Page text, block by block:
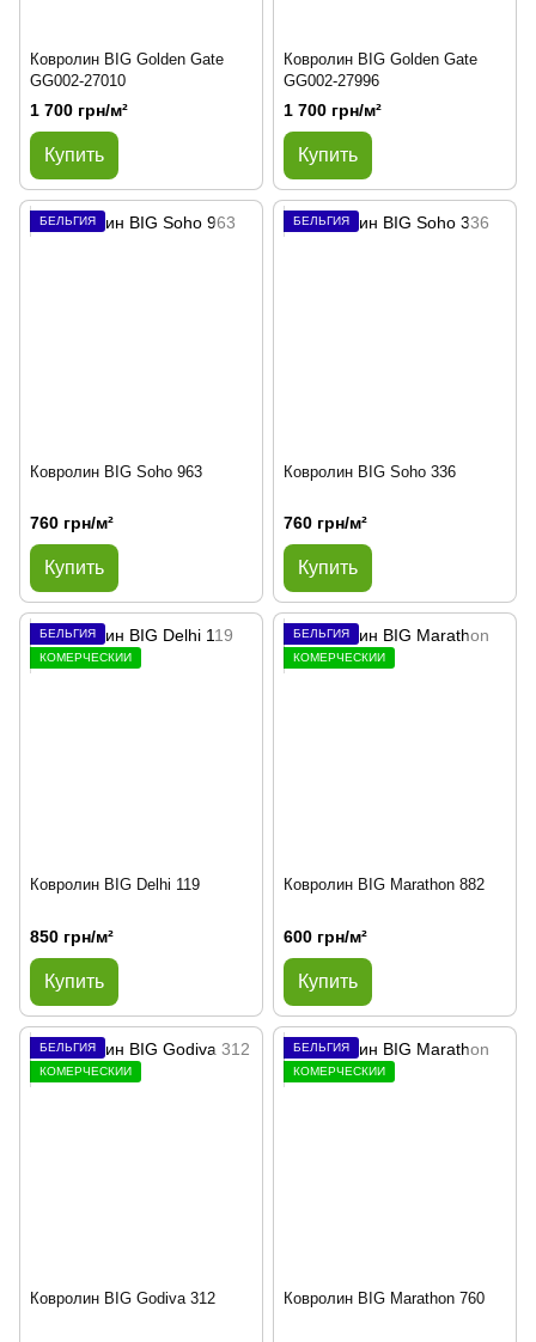
Ковролин BIG Golden Gate
GG002-27010
1 700 грн/м²
Купить
Ковролин BIG Golden Gate
GG002-27996
1 700 грн/м²
Купить
БЕЛЬГИЯ
Ковролин BIG Soho 963
760 грн/м²
Купить
БЕЛЬГИЯ
Ковролин BIG Soho 336
760 грн/м²
Купить
БЕЛЬГИЯ
КОМЕРЧЕСКИЙ
Ковролин BIG Delhi 119
850 грн/м²
Купить
БЕЛЬГИЯ
КОМЕРЧЕСКИЙ
Ковролин BIG Marathon 882
600 грн/м²
Купить
БЕЛЬГИЯ
КОМЕРЧЕСКИЙ
Ковролин BIG Godiva 312
БЕЛЬГИЯ
КОМЕРЧЕСКИЙ
Ковролин BIG Marathon 760